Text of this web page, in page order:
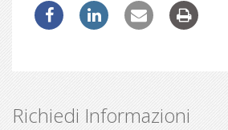
Richiedi Informazioni